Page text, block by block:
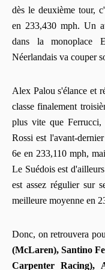
dès le deuxième tour,
en 233,430 mph. Un
dans la monoplace
Néerlandais va couper
Alex Palou s'élance et
classe finalement
plus vite que
Rossi est l'avant-
6e en 233,110 mph,
Le Suédois est
est assez régulier sur
meilleure moyenne en
Donc, on retrouvera
(McLaren), Santino
Carpenter Racing),